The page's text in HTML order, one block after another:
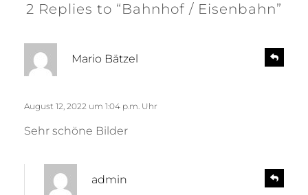
2 Replies to “Bahnhof / Eisenbahn”
Mario Bätzel
t
August 12, 2022 um 1:04 p.m. Uhr
Sehr schöne Bilder
e
admin
e